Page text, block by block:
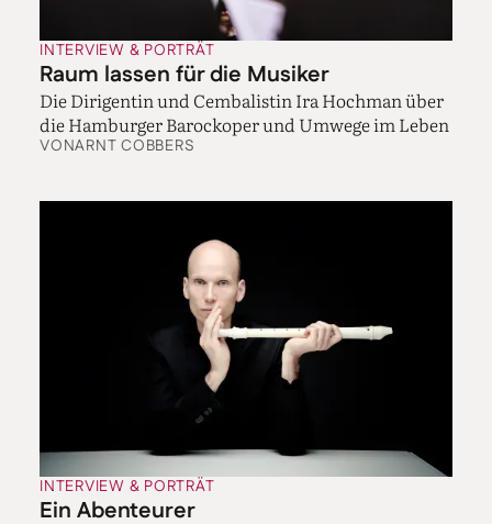
INTERVIEW & PORTRÄT
Raum lassen für die Musiker
Die Dirigentin und Cembalistin Ira Hochman über
die Hamburger Barockoper und Umwege im Leben
VONARNT COBBERS
INTERVIEW & PORTRÄT
Ein Abenteurer